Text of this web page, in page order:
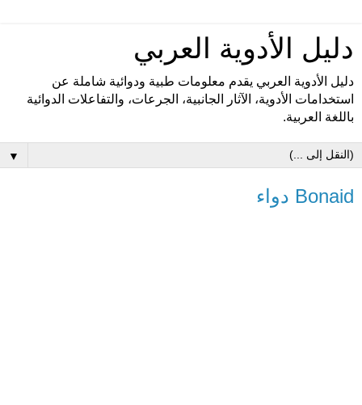
دليل الأدوية العربي
دليل الأدوية العربي يقدم معلومات طبية ودوائية شاملة عن
استخدامات الأدوية، الآثار الجانبية، الجرعات، والتفاعلات الدوائية
باللغة العربية.
▼
Bonaid دواء